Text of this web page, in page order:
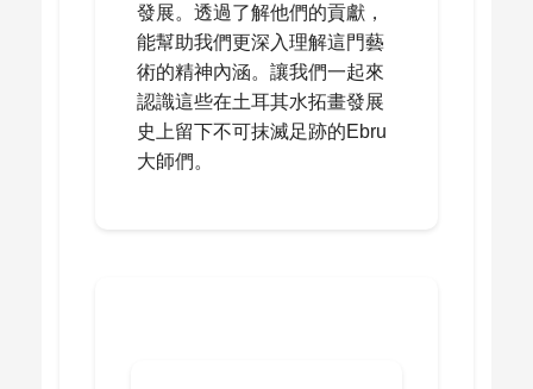
發展。透過了解他們的貢獻，
能幫助我們更深入理解這門藝
術的精神內涵。讓我們一起來
認識這些在土耳其水拓畫發展
史上留下不可抹滅足跡的Ebru
大師們。